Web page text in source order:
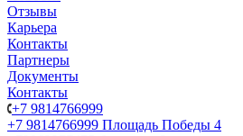
Отзывы
Карьера
Контакты
Партнеры
Документы
Контакты
+7 9814766999
+7 9814766999 Площадь Победы 4